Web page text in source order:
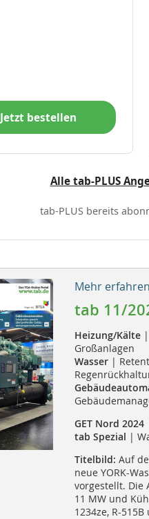
Jetzt bestellen
Alle tab-PLUS
tab-PLUS bereits
Mehr
tab 11/
Heizung/Kälte
Großanlagen
Wasser |
GET Nord 2024
tab Spezial |
Titelbild: Auf
neue YORK-
vorgestellt. Die
11 MW und
1234ze, R-